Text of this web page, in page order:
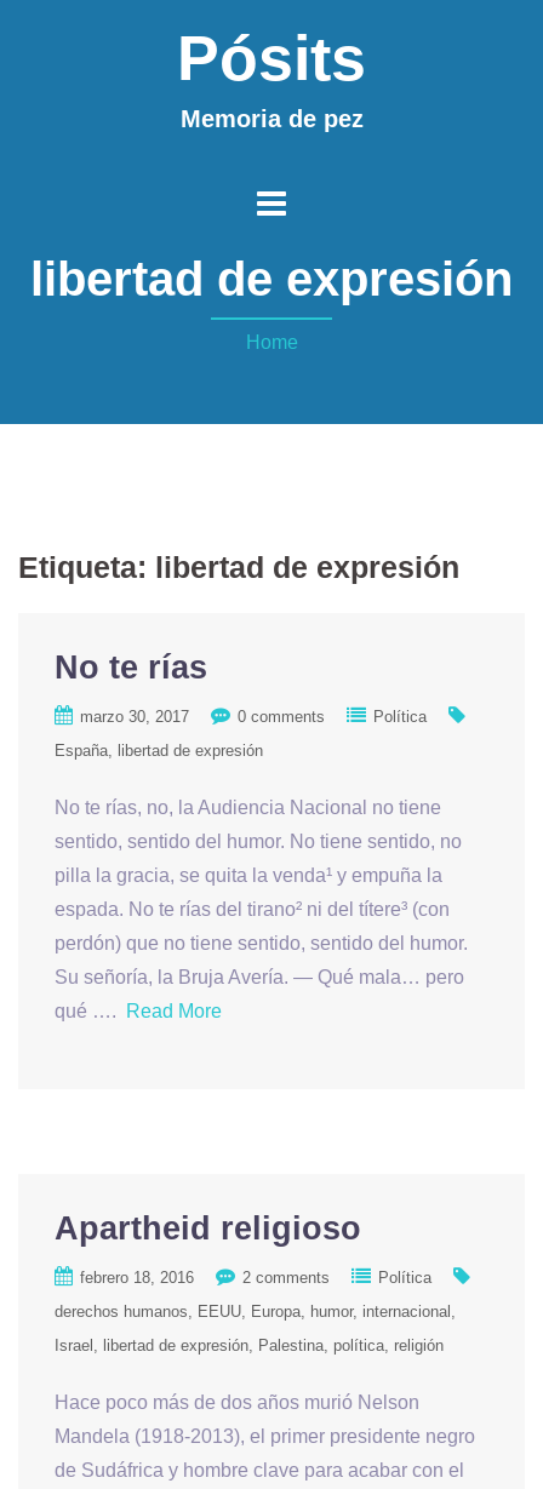
Pósits
Memoria de pez
libertad de expresión
Home
Etiqueta: libertad de expresión
No te rías
marzo 30, 2017 0 comments
Política
España
libertad de expresión
No te rías, no, la Audiencia Nacional no tiene
sentido, sentido del humor. No tiene sentido, no
pilla la gracia, se quita la venda¹ y empuña la
espada. No te rías del tirano² ni del títere³ (con
perdón) que no tiene sentido, sentido del humor.
Su señoría, la Bruja Avería. — Qué mala… pero
qué ….
Read More
Apartheid religioso
febrero 18, 2016 2 comments
Política
derechos humanos
EEUU Europa humor internacional
Israel
libertad de expresión Palestina política religión
Hace poco más de dos años murió Nelson
Mandela (1918-2013), el primer presidente negro
de Sudáfrica y hombre clave para acabar con el